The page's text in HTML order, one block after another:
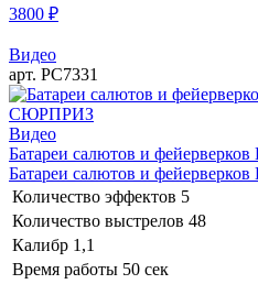
3800 ₽
Видео
арт. РС7331
Видео
Батареи салютов и
Батареи салютов и
Количество эффектов 5
Количество выстрелов 48
Калибр 1,1
Время работы 50 сек